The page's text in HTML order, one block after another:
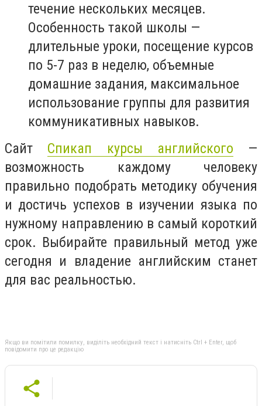
течение нескольких месяцев.
Особенность такой школы —
длительные уроки, посещение курсов
по 5-7 раз в неделю, объемные
домашние задания, максимальное
использование группы для развития
коммуникативных навыков.
Сайт Спикап курсы английского —
возможность каждому человеку
правильно подобрать методику обучения
и достичь успехов в изучении языка по
нужному направлению в самый короткий
срок. Выбирайте правильный метод уже
сегодня и владение английским станет
для вас реальностью.
Якщо ви помітили помилку, виділіть необхідний текст і натисніть Ctrl + Enter, щоб
повідомити про це редакцію